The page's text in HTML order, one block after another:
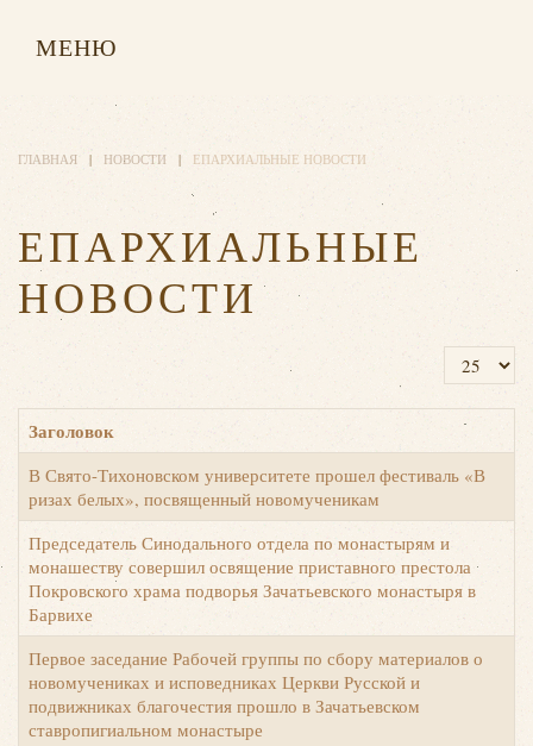
МЕНЮ
ГЛАВНАЯ НОВОСТИ ЕПАРХИАЛЬНЫЕ НОВОСТИ
ЕПАРХИАЛЬНЫЕ
НОВОСТИ
Кол-во
Заголовок
В Свято-Тихоновском университете прошел фестиваль «В
ризах белых», посвященный новомученикам
Председатель Синодального отдела по монастырям и
монашеству совершил освящение приставного престола
Покровского храма подворья Зачатьевского монастыря в
Барвихе
Первое заседание Рабочей группы по сбору материалов о
новомучениках и исповедниках Церкви Русской и
подвижниках благочестия прошло в Зачатьевском
ставропигиальном монастыре